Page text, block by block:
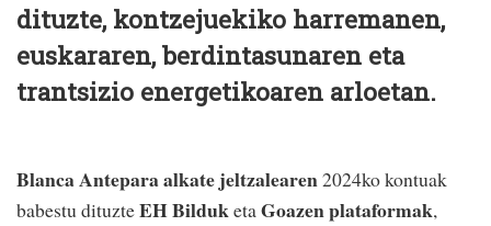
dituzte, kontzejuekiko harremanen,
euskararen, berdintasunaren eta
trantsizio energetikoaren arloetan.
Blanca Antepara alkate jeltzalearen2024ko kontuak
babestu dituzteEH BilduketaGoazen plataformak,